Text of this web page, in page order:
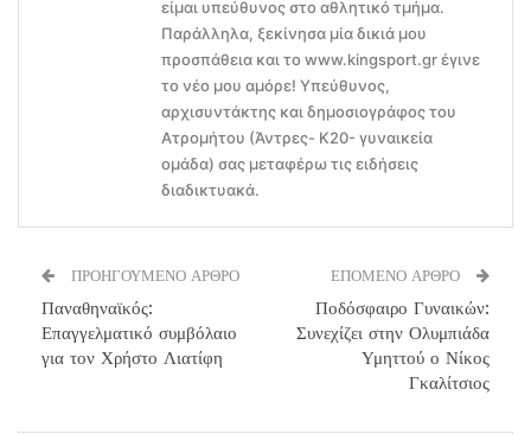
είμαι υπεύθυνος στο αθλητικό τμήμα.
Παράλληλα, ξεκίνησα μία δικιά μου
προσπάθεια και το www.kingsport.gr έγινε
το νέο μου αμόρε! Υπεύθυνος,
αρχισυντάκτης και δημοσιογράφος του
Ατρομήτου (Άντρες- Κ20- γυναικεία
ομάδα) σας μεταφέρω τις ειδήσεις
διαδικτυακά.
ΠΡΟΗΓΟΥΜΕΝΟ ΑΡΘΡΟ
Παναθηναϊκός:
Επαγγελματικό συμβόλαιο
για τον Χρήστο Λιατίφη
ΕΠΟΜΕΝΟ ΑΡΘΡΟ
Ποδόσφαιρο Γυναικών:
Συνεχίζει στην Ολυμπιάδα
Υμηττού ο Νίκος
Γκαλίτσιος